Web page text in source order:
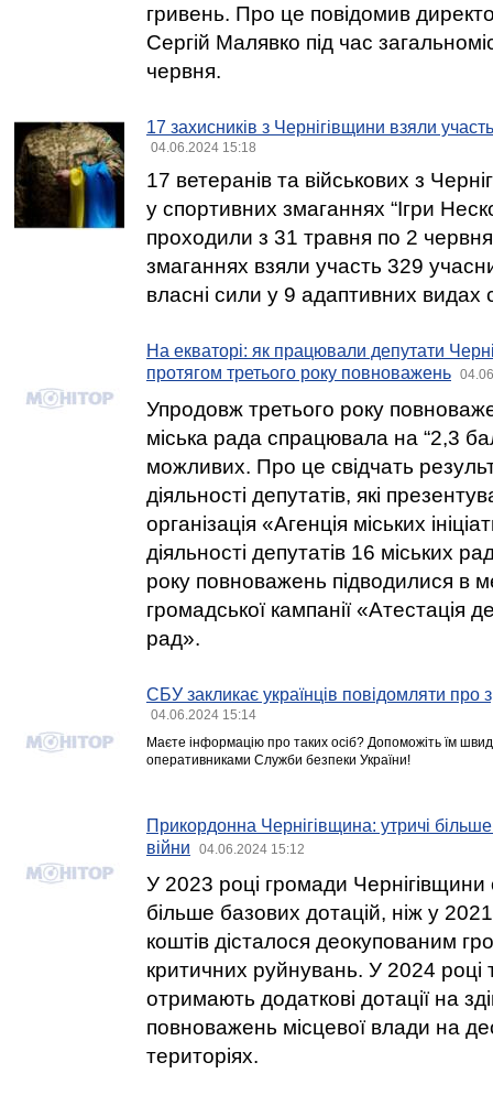
гривень. Про це повідомив
Сергій Малявко під час
червня.
17 захисників з Чернігівщини взяли
04.06.2024 15:18
17 ветеранів та військових з
у спортивних змаганнях “Ігри
проходили з 31 травня по 2
змаганнях взяли участь 329
власні сили у 9 адаптивних видах
На екваторі: як працювали депутати
протягом третього року повноважень
Упродовж третього року
міська рада спрацювала на “2,3
можливих. Про це свідчать
діяльності депутатів, які
організація «Агенція міських
діяльності депутатів 16 міських
року повноважень підводилися в
громадської кампанії «Атестація
рад».
СБУ закликає українців повідомляти про
04.06.2024 15:14
Маєте інформацію про таких осіб? Допоможіть їм
оперативниками Служби безпеки України!
Прикордонна Чернігівщина: утричі
війни
04.06.2024 15:12
У 2023 році громади
більше базових дотацій, ніж у
коштів дісталося деокупованим
критичних руйнувань. У 2024 році
отримають додаткові дотації на
повноважень місцевої влади на
територіях.